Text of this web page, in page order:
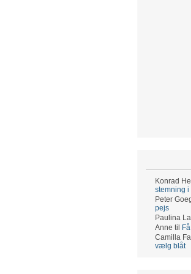
Konrad
stemning
Peter
pejs
Paulina
Anne til
Camilla
vælg blåt